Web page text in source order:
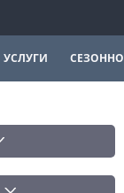
УСЛУГИ